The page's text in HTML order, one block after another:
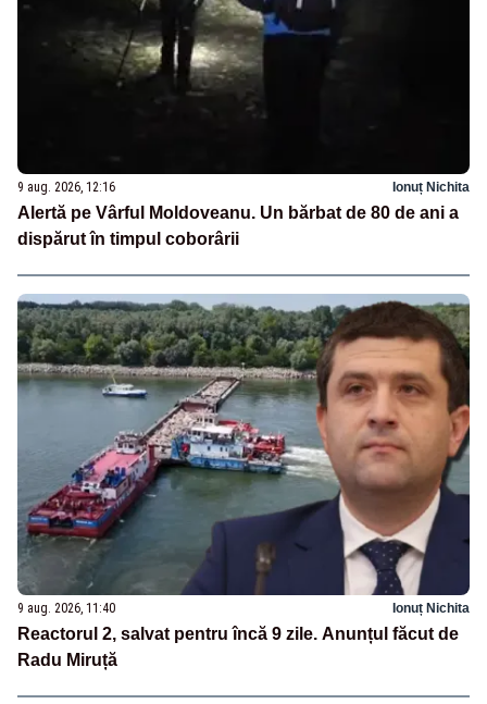
9 aug. 2026, 12:16 Ionuț Nichita
Alertă pe Vârful Moldoveanu. Un bărbat de 80 de ani a
dispărut în timpul coborârii
9 aug. 2026, 11:40 Ionuț Nichita
Reactorul 2, salvat pentru încă 9 zile. Anunțul făcut de
Radu Miruță